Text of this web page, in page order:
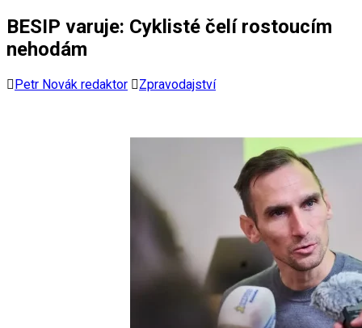
BESIP varuje: Cyklisté čelí rostoucím
nehodám
Petr Novák redaktor Zpravodajství